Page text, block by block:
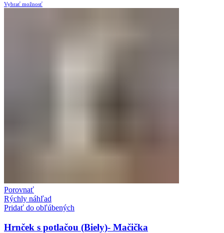
Vybrať možnosť
Porovnať
Rýchly náhľad
Pridať do obľúbených
Hrnček s potlačou (Biely)- Mačička